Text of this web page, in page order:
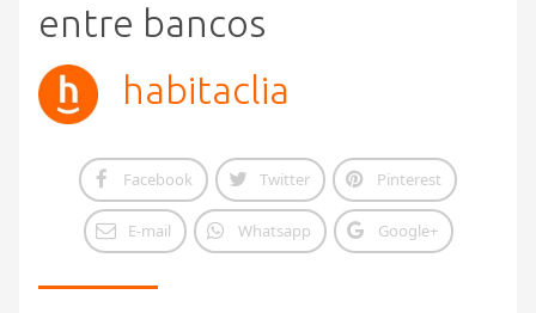
entre bancos
habitaclia
Facebook Twitter Pinterest
E-mail Whatsapp Google+